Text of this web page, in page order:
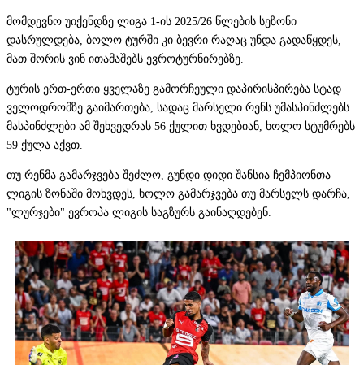
მომდევნო უიქენდზე ლიგა 1-ის 2025/26 წლების სეზონი
დასრულდება, ბოლო ტურში კი ბევრი რაღაც უნდა გადაწყდეს,
მათ შორის ვინ ითამაშებს ევროტურნირებზე.
ტურის ერთ-ერთი ყველაზე გამორჩეული დაპირისპირება სტად
ველოდრომზე გაიმართება, სადაც მარსელი რენს უმასპინძლებს.
მასპინძლები ამ შეხვედრას 56 ქულით ხვდებიან, ხოლო სტუმრებს
59 ქულა აქვთ.
თუ რენმა გამარჯვება შეძლო, გუნდი დიდი შანსია ჩემპიონთა
ლიგის ზონაში მოხვდეს, ხოლო გამარჯვება თუ მარსელს დარჩა,
"ლურჯები" ევროპა ლიგის საგზურს გაინაღდებენ.